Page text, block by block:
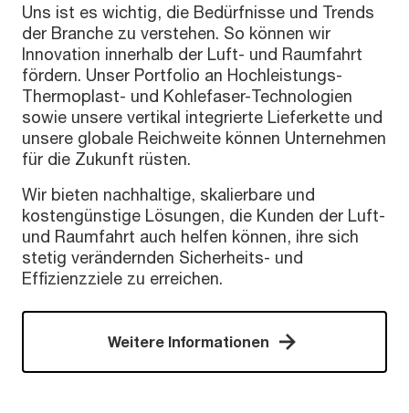
Uns ist es wichtig, die Bedürfnisse und Trends
der Branche zu verstehen. So können wir
Innovation innerhalb der Luft- und Raumfahrt
fördern. Unser Portfolio an Hochleistungs-
Thermoplast- und Kohlefaser-Technologien
sowie unsere vertikal integrierte Lieferkette und
unsere globale Reichweite können Unternehmen
für die Zukunft rüsten.
Wir bieten nachhaltige, skalierbare und
kostengünstige Lösungen, die Kunden der Luft-
und Raumfahrt auch helfen können, ihre sich
stetig verändernden Sicherheits- und
Effizienzziele zu erreichen.
Weitere Informationen